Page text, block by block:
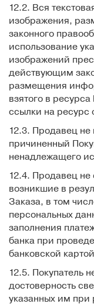
12.2. Вся
изображения,
законного
использование
изображений
действующим
размещения
взятого в
ссылки на ресурс
12.3. Продавец не
причиненный
ненадлежащего
12.4. Продавец не
возникшие в
Заказа, в том
персональных
заполнения
банка при
банковской
12.5. Покупатель
достоверность
указанных им при